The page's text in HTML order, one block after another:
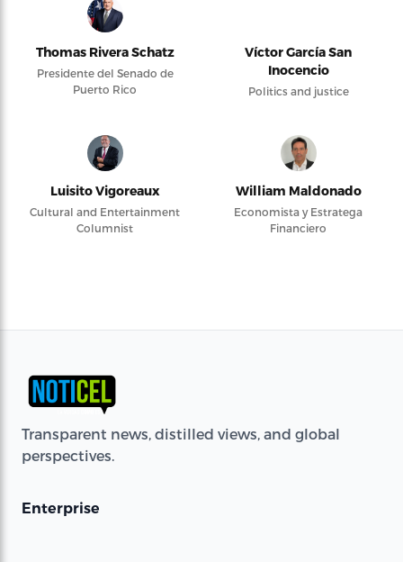
Thomas Rivera Schatz
Presidente del Senado de
Puerto Rico
Víctor García San
Inocencio
Politics and justice
Luisito Vigoreaux
Cultural and Entertainment
Columnist
William Maldonado
Economista y Estratega
Financiero
Transparent news, distilled views, and global
perspectives.
Enterprise